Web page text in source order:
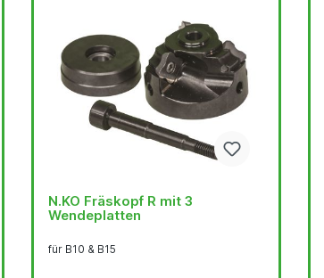
N.KO Fräskopf R mit 3
Wendeplatten
für B10 & B15